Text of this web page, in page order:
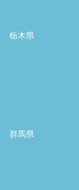
栃木県
群馬県